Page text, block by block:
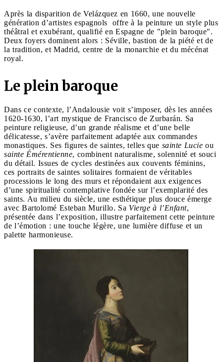
Après la disparition de Velázquez en 1660, une nouvelle
génération d’artistes espagnols offre à la peinture un style plus
théâtral et exubérant, qualifié en Espagne de "plein baroque".
Deux foyers dominent alors : Séville, bastion de la piété et de
la tradition, et Madrid, centre de la monarchie et du mécénat
royal.
Le plein baroque
Dans ce contexte, l’Andalousie voit s’imposer, dès les années
1620-1630, l’art mystique de Francisco de Zurbarán. Sa
peinture religieuse, d’un grande réalisme et d’une belle
délicatesse, s’avère parfaitement adaptée aux commandes
monastiques. Ses figures de saintes, telles que sainte Lucie ou
sainte Émérentienne, combinent naturalisme, solennité et souci
du détail. Issues de cycles destinées aux couvents féminins,
ces portraits de saintes solitaires formaient de véritables
processions le long des murs et répondaient aux exigences
d’une spiritualité contemplative fondée sur l’exemplarité des
saints. Au milieu du siècle, une esthétique plus douce émerge
avec Bartolomé Esteban Murillo. Sa Vierge à l’Enfant,
présentée dans l’exposition, illustre parfaitement cette peinture
de l’émotion : une touche légère, une lumière diffuse et un
palette harmonieuse.